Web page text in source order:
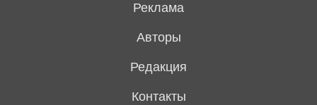
Реклама
Авторы
Редакция
Контакты